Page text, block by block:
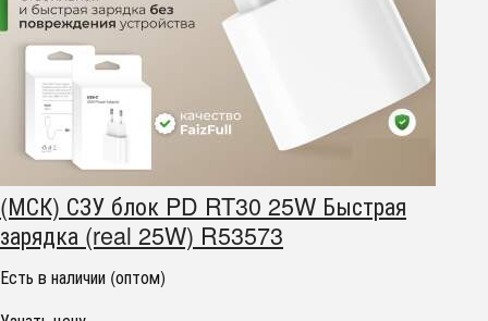
(МСК) СЗУ блок PD RT30 25W Быстрая
зарядка (real 25W) R53573
Есть в наличии (оптом)